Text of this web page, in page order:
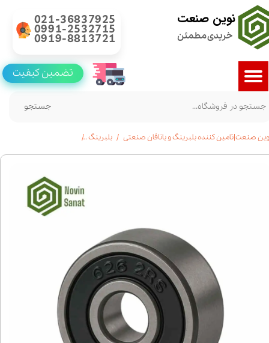
نوین صنعت
خریدی مطمئن
021-36837925
0991-2532715
0919-8813721
جستجو
تضمین کیفیت
صنعت|تامین کننده بلبرینگ و یاتاقان صنعتی بلبرینگ